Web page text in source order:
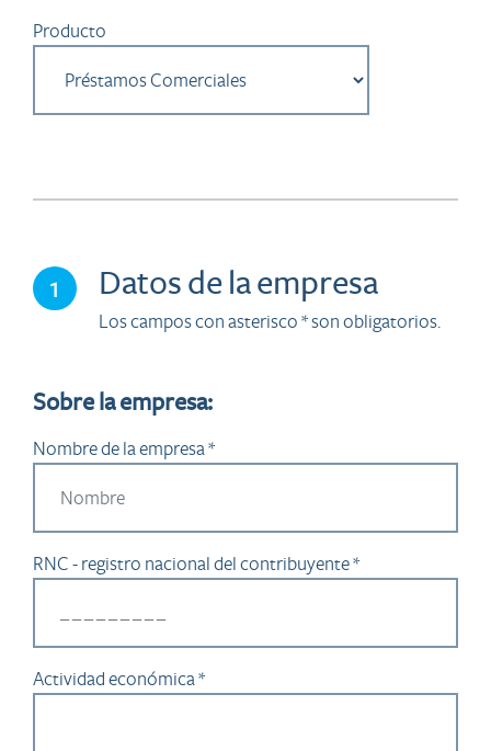
Producto
1 Datos de la empresa
Los campos con asterisco * son obligatorios.
Sobre la empresa:
Nombre de la empresa *
RNC - registro nacional del contribuyente *
Actividad económica *